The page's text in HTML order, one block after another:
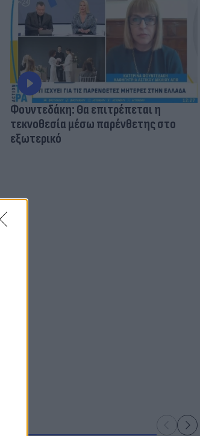
Φουντεδάκη: Θα επιτρέπεται η
τεκνοθεσία μέσω παρένθετης στο
εξωτερικό